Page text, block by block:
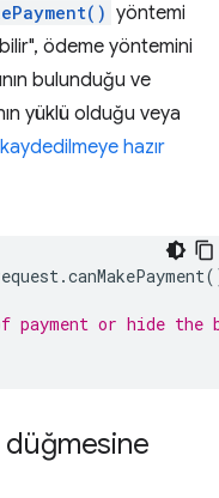
yöntemi
ödeme yöntemini
bulunduğu ve
yüklü olduğu veya
kaydedilmeye hazır
.canMakePayment
payment or hide the
düğmesine